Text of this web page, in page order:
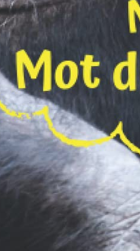
de bord | Agenda
A4